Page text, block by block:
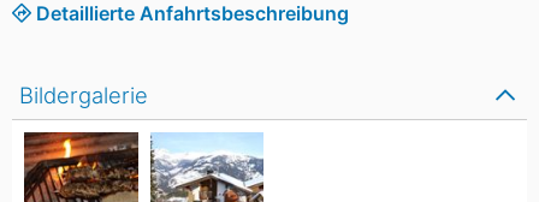
Detaillierte Anfahrtsbeschreibung
Bildergalerie